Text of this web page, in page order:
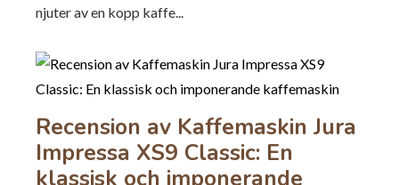
njuter av en kopp kaffe...
Recension av Kaffemaskin Jura
Impressa XS9 Classic: En
klassisk och imponerande